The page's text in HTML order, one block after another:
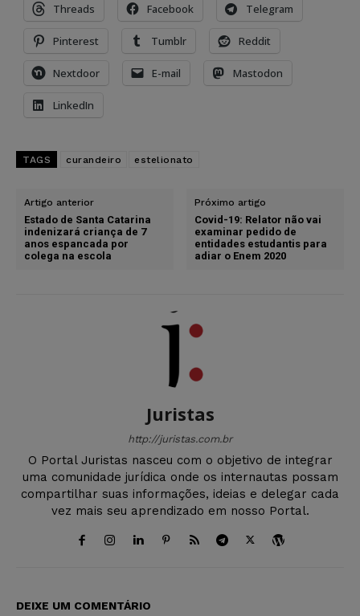
Threads Facebook Telegram
Pinterest Tumblr Reddit
Nextdoor E-mail Mastodon
LinkedIn
TAGS curandeiro estelionato
Artigo anterior
Estado de Santa Catarina
indenizará criança de 7
anos espancada por
colega na escola
Próximo artigo
Covid-19: Relator não vai
examinar pedido de
entidades estudantis para
adiar o Enem 2020
Juristas
http://juristas.com.br
O Portal Juristas nasceu com o objetivo de integrar
uma comunidade jurídica onde os internautas possam
compartilhar suas informações, ideias e delegar cada
vez mais seu aprendizado em nosso Portal.
DEIXE UM COMENTÁRIO